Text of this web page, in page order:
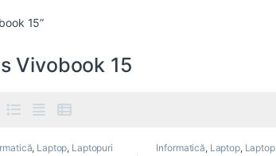
15”
Vivobook 15
, Laptop, Laptopuri Informatică, Laptop,